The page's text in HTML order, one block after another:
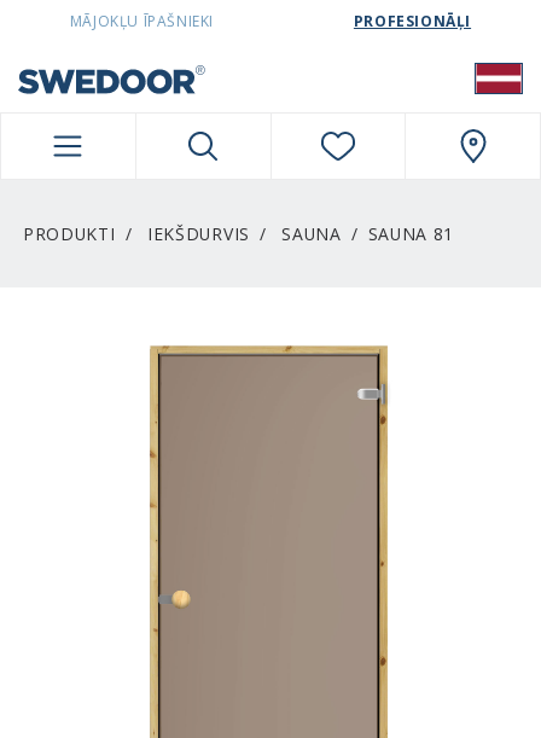
SWEDOORLATVIA NAVIGATION
MĀJOKĻU ĪPAŠNIEKI PROFESIONĀĻI
PRODUKTI IEKŠDURVIS SAUNA SAUNA 81